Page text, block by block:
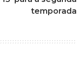
temporada